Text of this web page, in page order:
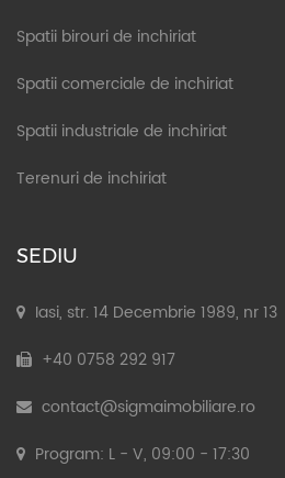
Spatii birouri de inchiriat
Spatii comerciale de inchiriat
Spatii industriale de inchiriat
Terenuri de inchiriat
SEDIU
Iasi, str. 14 Decembrie 1989, nr 13
+40 0758 292 917
contact@sigmaimobiliare.ro
Program: L - V, 09:00 - 17:30